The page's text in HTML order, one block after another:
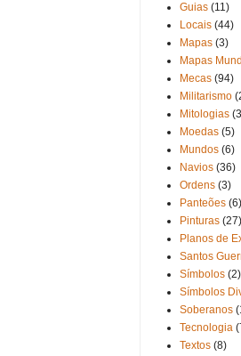
Guias (11)
Locais (44)
Mapas (3)
Mapas
Mecas (94)
Militarismo
Mitologias
Moedas (5)
Mundos (6)
Navios (36)
Ordens (3)
Panteões (6)
Pinturas (27)
Planos de
Santos
Símbolos (2)
Símbolos
Soberanos
Tecnologia
Textos (8)